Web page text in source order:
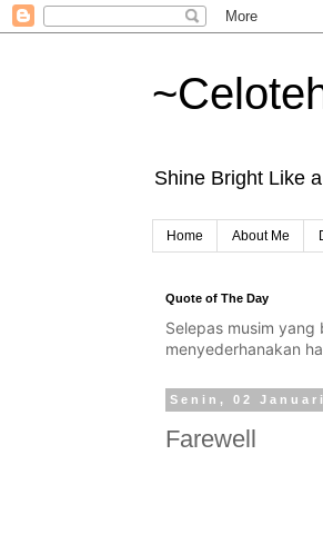
Shine Bright Like
Home About Me
Quote of The Day
Selepas musim
menyederhanakan
Senin, 02
Farewell